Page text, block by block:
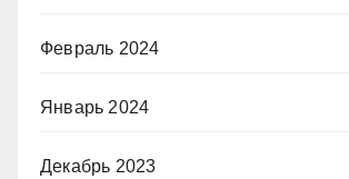
Февраль 2024
Январь 2024
Декабрь 2023